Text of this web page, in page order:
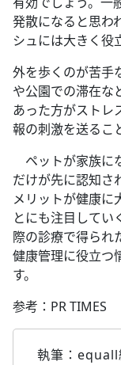
発散になると思わ
シュには大きく役
外を歩くのが苦手
や公園での滞在な
あった方がストレ
報の刺激を送るこ
ペットが家族に
だけが先に認知さ
メリットが健康に
とにも注目してい
際の診療で得られ
健康管理に役立つ
す。
参考：PR TIMES
執筆：equall